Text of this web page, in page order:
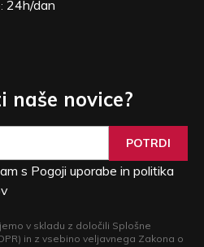
24h/dan
naše novice?
POTRDI
s Pogoji uporabe in politika
v skladu z določili Splošne
in z vsebino veljavnega Zakona o